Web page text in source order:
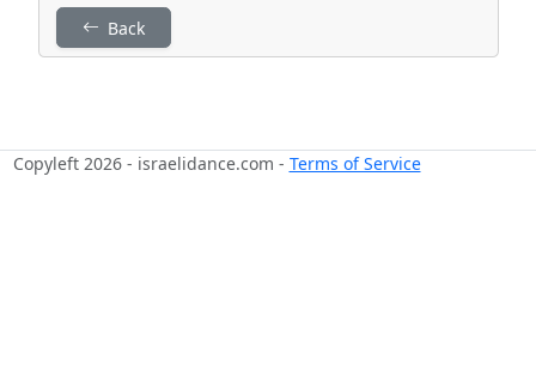
Back
Copyleft 2026 - israelidance.com - Terms of Service